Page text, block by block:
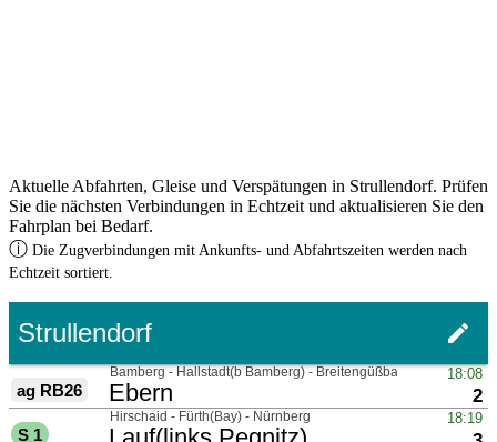
Aktuelle Abfahrten, Gleise und Verspätungen in Strullendorf. Prüfen
Sie die nächsten Verbindungen in Echtzeit und aktualisieren Sie den
Fahrplan bei Bedarf.
ⓘ Die Zugverbindungen mit Ankunfts- und Abfahrtszeiten werden nach
Echtzeit sortiert.